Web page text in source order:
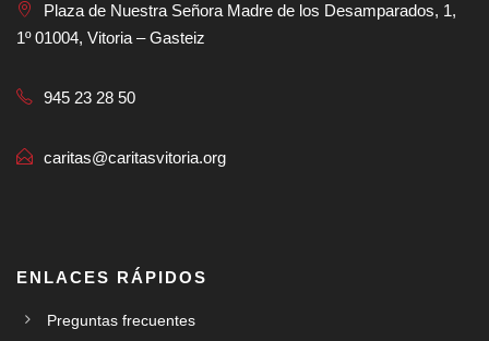
Plaza de Nuestra Señora Madre de los Desamparados, 1,
1º 01004, Vitoria – Gasteiz
945 23 28 50
caritas@caritasvitoria.org
ENLACES RÁPIDOS
Preguntas frecuentes